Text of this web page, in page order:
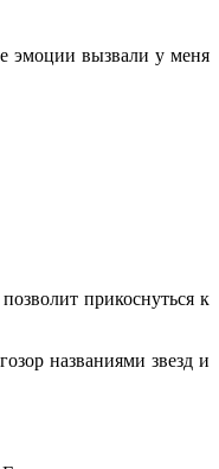
эмоции вызвали у меня
прикоснуться к
названиями звезд и